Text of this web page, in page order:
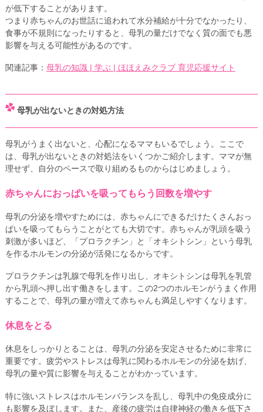
が低下することがあります。
つまり赤ちゃんのお世話に追われて水分補給が十分でなかったり、
食事が不規則になったりすると、母乳の量だけでなく質の面でも悪
影響を与える可能性があるのです。
関連記事： 母乳の知識 | 学ぶ | ほほえみクラブ 育児応援サイト
母乳が出ないときの対処方法
母乳がうまく出ないと、心配になるママもいるでしょう。ここで
は、母乳が出ないときの対処法をいくつかご紹介します。ママが無
理せず、自分のペースで取り組めるものからはじめましょう。
赤ちゃんにおっぱいを吸ってもらう回数を増やす
母乳の分泌を増やすためには、赤ちゃんにできるだけたくさんおっ
ぱいを吸ってもらうことがとても大切です。赤ちゃんが乳頭を吸う
刺激が多いほど、「プロラクチン」と「オキシトシン」という母乳
を作るホルモンの分泌が活発になるからです。
プロラクチンは乳腺で母乳を作り出し、オキシトシンは母乳を乳管
から乳頭へ押し出す働きをします。この2つのホルモンがうまく作用
することで、母乳の量が増えて赤ちゃんも満足しやすくなります。
休息をとる
休息をしっかりとることは、母乳の分泌を安定させるために非常に
重要です。疲労やストレスは母乳に関わるホルモンの分泌を妨げ、
母乳の量や質に影響を与えることがわかっています。
特に強いストレスはホルモンバランスを乱し、母乳中の免疫成分に
も影響を及ぼします。また、産後の疲労は自律神経の働きを低下さ